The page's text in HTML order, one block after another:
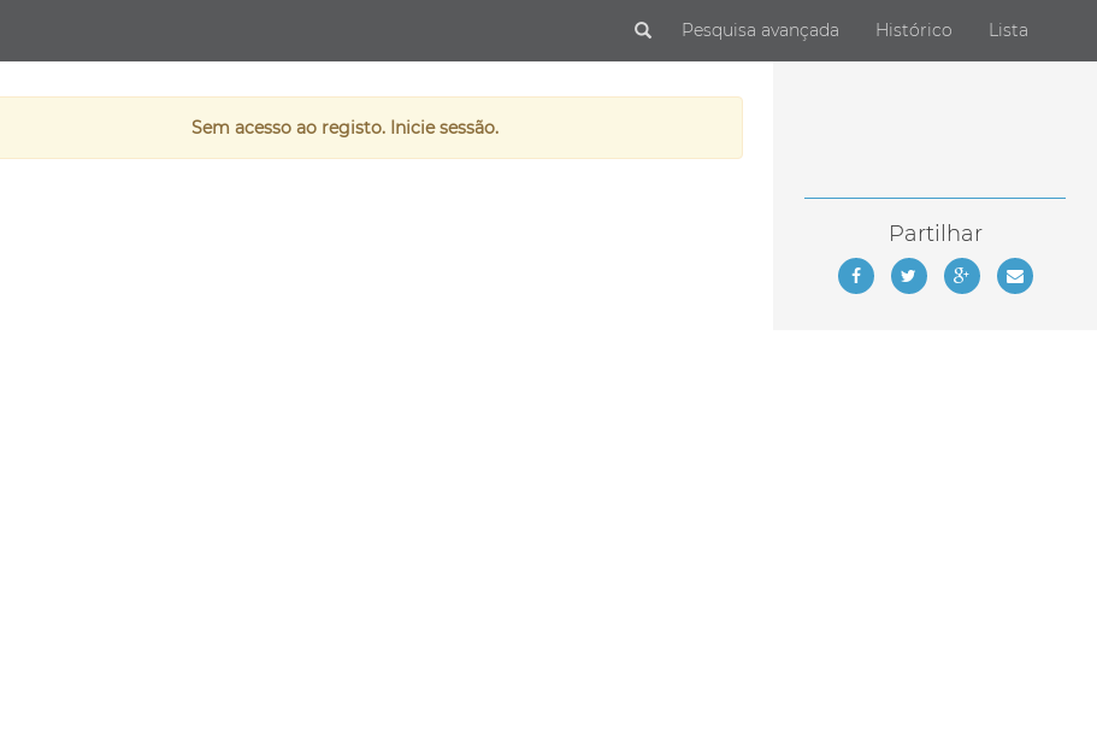
SubmitPesquisa avançada Histórico Lista
Sem acesso ao registo. Inicie sessão.
Partilhar